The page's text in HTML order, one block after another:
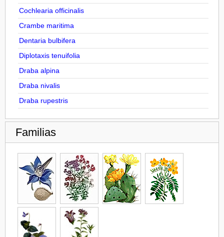
Cochlearia officinalis
Crambe maritima
Dentaria bulbifera
Diplotaxis tenuifolia
Draba alpina
Draba nivalis
Draba rupestris
Familias